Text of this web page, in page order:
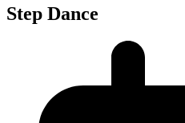
Step Dance